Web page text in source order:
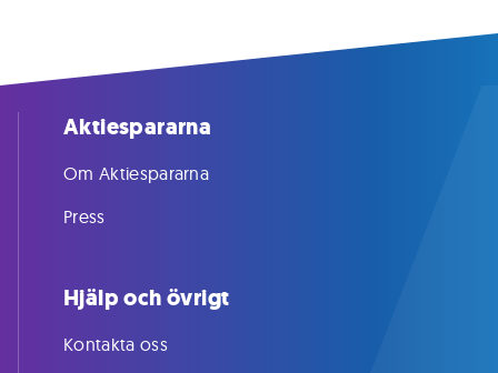
Aktiespararna
Om Aktiespararna
Press
Hjälp och övrigt
Kontakta oss